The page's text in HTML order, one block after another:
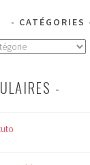
CATÉGORIES
-